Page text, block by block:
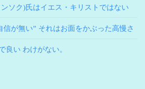
ソク)氏はイエス・キリストではない
信が無い” それはお面をかぶった高慢さ
良い わけがない。